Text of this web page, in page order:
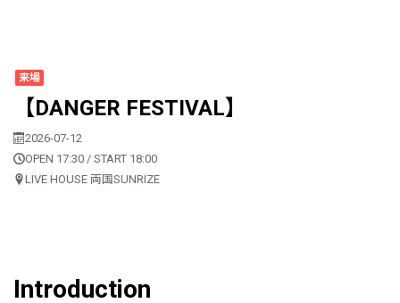
来場
【DANGER FESTIVAL】
2026-07-12
OPEN 17:30 / START 18:00
LIVE HOUSE 両国SUNRIZE
Introduction